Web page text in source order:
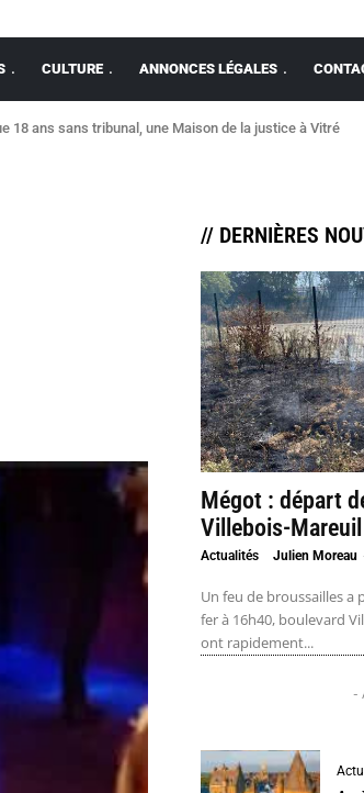
CULTURE ANNONCES LÉGALES
18 ans sans tribunal, une Maison de la justice à Vitré
maison détruite par un violent incendie
// DERNIÈRES
Mégot : départ
Villebois-Mareuil
Actualités Julien Moreau
Un feu de broussailles
fer à 16h40, boulevard
ont rapidement...
-